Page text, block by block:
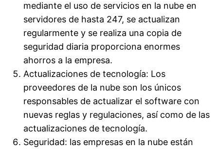
mediante el uso de servicios en la nube en
servidores de hasta 247, se actualizan
regularmente y se realiza una copia de
seguridad diaria proporciona enormes
ahorros a la empresa.
Actualizaciones de tecnología: Los
proveedores de la nube son los únicos
responsables de actualizar el software con
nuevas reglas y regulaciones, así como de las
actualizaciones de tecnología.
Seguridad: las empresas en la nube están